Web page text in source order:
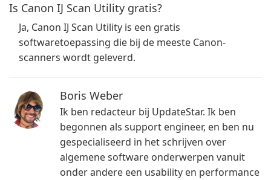
Is Canon IJ Scan Utility gratis?
Ja, Canon IJ Scan Utility is een gratis
softwaretoepassing die bij de meeste Canon-
scanners wordt geleverd.
Boris Weber
Ik ben redacteur bij UpdateStar. Ik ben
begonnen als support engineer, en ben nu
gespecialiseerd in het schrijven over
algemene software onderwerpen vanuit
onder andere een usability en performance